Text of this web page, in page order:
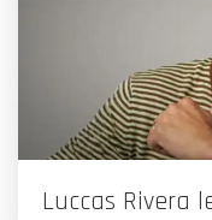
Luccas Rivera